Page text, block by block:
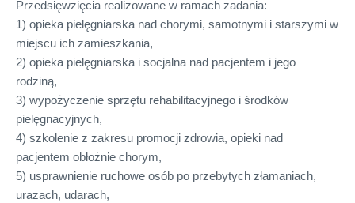
Przedsięwzięcia realizowane w ramach zadania:
1) opieka pielęgniarska nad chorymi, samotnymi i starszymi w
miejscu ich zamieszkania,
2) opieka pielęgniarska i socjalna nad pacjentem i jego
rodziną,
3) wypożyczenie sprzętu rehabilitacyjnego i środków
pielęgnacyjnych,
4) szkolenie z zakresu promocji zdrowia, opieki nad
pacjentem obłożnie chorym,
5) usprawnienie ruchowe osób po przebytych złamaniach,
urazach, udarach,